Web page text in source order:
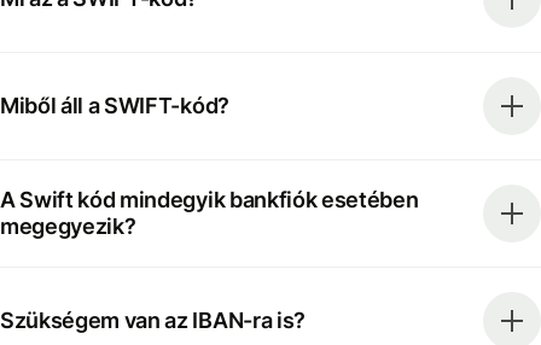
Miből áll a SWIFT-kód?
A Swift kód mindegyik bankfiók esetében
megegyezik?
Szükségem van az IBAN-ra is?